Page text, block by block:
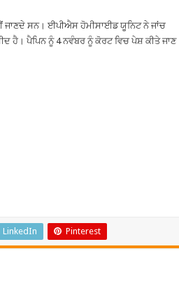
ਜਾਣਦੇ ਸਨ। ਈਪੀਐਸ ਹੋਮੀਸਾਈਡ ਯੂਨਿਟ ਨੇ ਜਾਂਚ
ਹੈ। ਪੈਪਿਨ ਨੂੰ 4 ਨਵੰਬਰ ਨੂੰ ਕੋਰਟ ਵਿਚ ਪੇਸ਼ ਕੀਤੇ ਜਾਣ
LinkedIn Pinterest